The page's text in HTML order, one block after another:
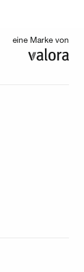
eine Marke von